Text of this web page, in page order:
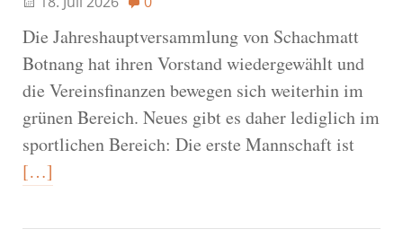
Die Jahreshauptversammlung von Schachmatt
Botnang hat ihren Vorstand wiedergewählt und
die Vereinsfinanzen bewegen sich weiterhin im
grünen Bereich. Neues gibt es daher lediglich im
sportlichen Bereich: Die erste Mannschaft ist
[…]